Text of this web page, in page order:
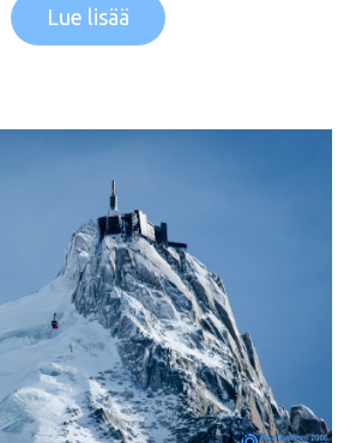
Lue lisää